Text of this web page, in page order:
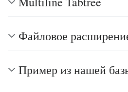
Файловое
Пример из нашей